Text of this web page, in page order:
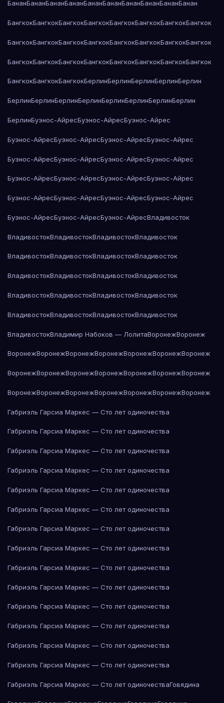
БананБананБананБананБананБананБананБананБананБанан
БангкокБангкокБангкокБангкокБангкокБангкокБангкокБангкок
БангкокБангкокБангкокБангкокБангкокБангкокБангкокБангкок
БангкокБангкокБангкокБангкокБангкокБангкокБангкокБангкок
БангкокБангкокБангкокБерлинБерлинБерлинБерлинБерлин
БерлинБерлинБерлинБерлинБерлинБерлинБерлинБерлин
БерлинБуэнос-АйресБуэнос-АйресБуэнос-Айрес
Буэнос-АйресБуэнос-АйресБуэнос-АйресБуэнос-Айрес
Буэнос-АйресБуэнос-АйресБуэнос-АйресБуэнос-Айрес
Буэнос-АйресБуэнос-АйресБуэнос-АйресБуэнос-Айрес
Буэнос-АйресБуэнос-АйресБуэнос-АйресБуэнос-Айрес
Буэнос-АйресБуэнос-АйресБуэнос-АйресВладивосток
ВладивостокВладивостокВладивостокВладивосток
ВладивостокВладивостокВладивостокВладивосток
ВладивостокВладивостокВладивостокВладивосток
ВладивостокВладивостокВладивостокВладивосток
ВладивостокВладивостокВладивостокВладивосток
ВладивостокВладимир Набоков — ЛолитаВоронежВоронеж
ВоронежВоронежВоронежВоронежВоронежВоронежВоронеж
ВоронежВоронежВоронежВоронежВоронежВоронежВоронеж
ВоронежВоронежВоронежВоронежВоронежВоронежВоронеж
Габриэль Гарсиа Маркес — Сто лет одиночества
Габриэль Гарсиа Маркес — Сто лет одиночества
Габриэль Гарсиа Маркес — Сто лет одиночества
Габриэль Гарсиа Маркес — Сто лет одиночества
Габриэль Гарсиа Маркес — Сто лет одиночества
Габриэль Гарсиа Маркес — Сто лет одиночества
Габриэль Гарсиа Маркес — Сто лет одиночества
Габриэль Гарсиа Маркес — Сто лет одиночества
Габриэль Гарсиа Маркес — Сто лет одиночества
Габриэль Гарсиа Маркес — Сто лет одиночества
Габриэль Гарсиа Маркес — Сто лет одиночества
Габриэль Гарсиа Маркес — Сто лет одиночества
Габриэль Гарсиа Маркес — Сто лет одиночества
Габриэль Гарсиа Маркес — Сто лет одиночества
Габриэль Гарсиа Маркес — Сто лет одиночестваГовядина